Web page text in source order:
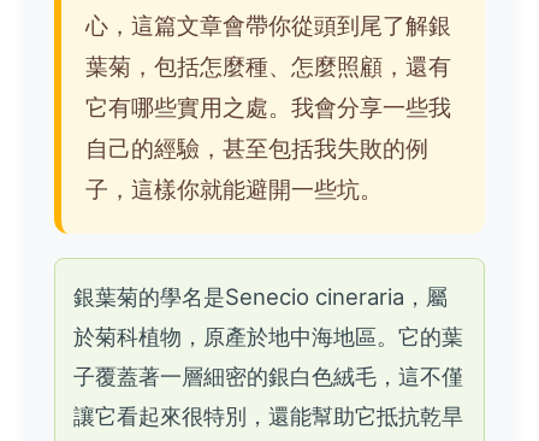
心，這篇文章會帶你從頭到尾了解銀
葉菊，包括怎麼種、怎麼照顧，還有
它有哪些實用之處。我會分享一些我
自己的經驗，甚至包括我失敗的例
子，這樣你就能避開一些坑。
銀葉菊的學名是Senecio cineraria，屬
於菊科植物，原產於地中海地區。它的葉
子覆蓋著一層細密的銀白色絨毛，這不僅
讓它看起來很特別，還能幫助它抵抗乾旱